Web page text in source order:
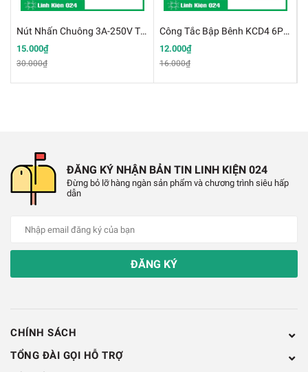
✔️Điện áp: 50 Vdc.
✔️Dòng điện: 0.2A.
Trạm RCA 6 Cổng AV Chân Cong
Nút Nhấn Chuông 3A-250V Tiến Thành 1608 CT4-1608
15.000₫
30.000₫
Công Tắc Bập Bênh KCD4 6P 3 Chế Độ Có Đèn
12.000₫
16.000₫
ĐĂNG KÝ NHẬN BẢN TIN LINH KIỆN 024
Đừng bỏ lỡ hàng ngàn sản phẩm và chương trình siêu hấp
dẫn
ĐĂNG KÝ
CHÍNH SÁCH
TỔNG ĐÀI GỌI HỖ TRỢ